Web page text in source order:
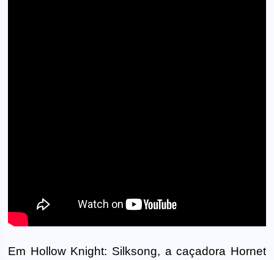
Em Hollow Knight: Silksong, a caçadora Hornet